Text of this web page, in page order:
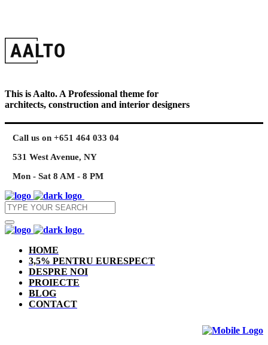
This is Aalto. A Professional theme for
architects, construction and interior designers
Call us on +651 464 033 04
531 West Avenue, NY
Mon - Sat 8 AM - 8 PM
HOME
3,5% PENTRU EURESPECT
DESPRE NOI
PROIECTE
BLOG
CONTACT